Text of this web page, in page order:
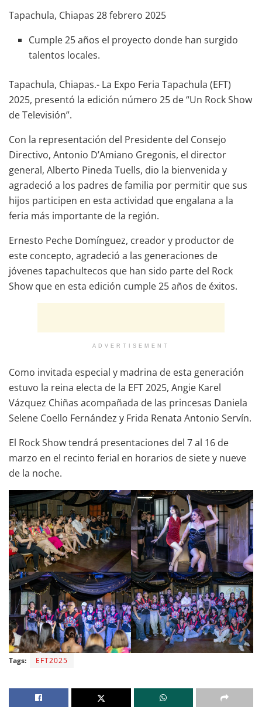
Tapachula, Chiapas 28 febrero 2025
Cumple 25 años el proyecto donde han surgido
talentos locales.
Tapachula, Chiapas.- La Expo Feria Tapachula (EFT)
2025, presentó la edición número 25 de “Un Rock Show
de Televisión”.
Con la representación del Presidente del Consejo
Directivo, Antonio D’Amiano Gregonis, el director
general, Alberto Pineda Tuells, dio la bienvenida y
agradeció a los padres de familia por permitir que sus
hijos participen en esta actividad que engalana a la
feria más importante de la región.
Ernesto Peche Domínguez, creador y productor de
este concepto, agradeció a las generaciones de
jóvenes tapachultecos que han sido parte del Rock
Show que en esta edición cumple 25 años de éxitos.
ADVERTISEMENT
Como invitada especial y madrina de esta generación
estuvo la reina electa de la EFT 2025, Angie Karel
Vázquez Chiñas acompañada de las princesas Daniela
Selene Coello Fernández y Frida Renata Antonio Servín.
El Rock Show tendrá presentaciones del 7 al 16 de
marzo en el recinto ferial en horarios de siete y nueve
de la noche.
Tags: EFT2025